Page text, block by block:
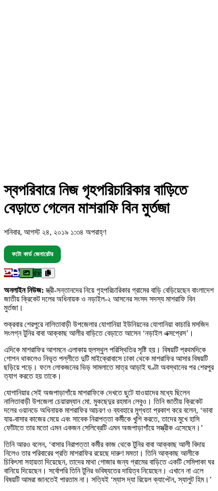
স্বপরিবারে নিজ গৃহপরিচারিকার বাড়িতে
বেড়াতে গেলেন মাশরাফি বিন মুর্তজা
শনিবার, আগস্ট ২৪, ২০১৯ ১:৩৪ অপরাহ্ণ
ফটো কার্ড জেনারেটর
৫৮
অনলাইন নিউজ: স্ত্রী-সন্তানদের নিয়ে গৃহপরিচারিকার গ্রামের বাড়ি বেড়িয়েছেন বাংলাদেশ
জাতীয় ক্রিকেট দলের অধিনায়ক ও নড়াইল-২ আসনের সংসদ সদস্য মাশরাফি বিন
মুর্তজা।
শুক্রবার শেরপুরে নালিতাবাড়ী উপজেলার যোগানিয়া ইউনিয়নের যোগানিয়া কাচারি মসজিদ
সংলগ্ন টুনির বাবা আক্কাছ আলীর বাড়িতে বেড়াতে আসেন ‘নড়াইল এক্সপ্রেস’।
এদিকে মাশরাফির আগমনে এলাকায় হুলস্থুল পরিস্থিতির সৃষ্টি হয়। বিষয়টি প্রথমদিকে
গোপন থাকলেও নিভৃত পল্লীতে দুটি মাইক্রোবাসে ঢাকা থেকে মাশরাফির আসার বিষয়টি
ছড়িয়ে পড়ে। ফলে লোকজনের ভিড় সামলাতে মাত্র আড়াই ঘণ্টা অবস্থানের পর শেরপুর
ত্যাগ করতে হয় তাকে।
যোগানিয়ার সেই অজপাড়াগাঁয়ে মাশরাফিকে দেখতে ছুটে যাওয়াদের মধ্যে ছিলেন
নালিতাবাড়ী উপজেলা চেয়ারম্যান মো. মুকছেদুর রহমান লেবুও। তিনি জাতীয় ক্রিকেট
দলের ওয়ানডে অধিনায়ক মাশরাফির আচরণ ও ব্যবহারে মুগ্ধতা প্রকাশ করে বলেন, ‘ভাবা
যায়-বাসার কাজের মেয়ে এবং সাবেক নিরাপত্তা কর্মীকে খুশি করতে, তাদের মুখে হাসি
ফোঁটাতে তার মতো এমন একজন সেলিব্রেটি এমন অজপাড়াগাঁয়ে সস্ত্রীক এসেছেন।’
তিনি আরও বলেন, ‘বাসার নিরাপত্তা কর্মীর কাজ থেকে টুনির বাবা আক্কাছ আলী বিদায়
নিলেও তার পরিবারের প্রতি মাশরাফির রয়েছে দারুণ মমতা। তিনি আক্কাছ আলীকে
চিকিৎসা সহায়তা দিয়েছেন, তাদের মাথা গোজার জন্য গ্রামের বাড়িতে একটি সেমিপাকা ঘর
বানিয়ে দিয়েছেন। সর্বোপরি তিনি টুনির ভবিষ্যতের দায়িত্ব নিয়েছেন। এখানে না এলে
বিষয়টি আমরা জানতেই পারতাম না। সত্যিই ‘ম্যাস দ্যা রিয়েল ক্যাপ্টেন, স্যালুট হিম।’